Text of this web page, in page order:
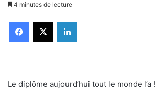
4 minutes de lecture
FacebookX Linkedin
Le diplôme aujourd’hui tout le monde l’a